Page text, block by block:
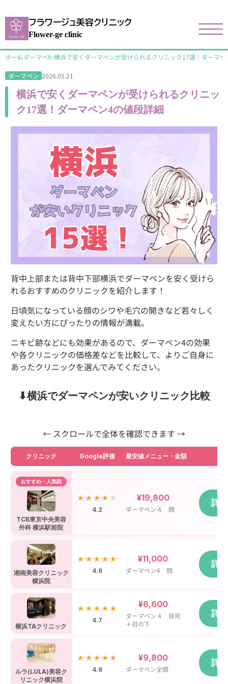
フラワージュ美容クリニック
Flower-ge clinic
ホームダーマペン横浜で安くダーマペンが受けられるクリニック17選！ダーマ
ダーマペン 2026.05.21
横浜で安くダーマペンが受けられるクリニッ
ク17選！ダーマペン4の値段詳細
背中上部または背中下部横浜でダーマペンを安く受けら
れるおすすめのクリニックを紹介します！
日頃気になっている顔のシワや毛穴の開きなど若々しく
変えたい方にぴったりの情報が満載。
ニキビ跡などにも効果があるので、ダーマペン4の効果
や各クリニックの価格差などを比較して、よりご自身に
あったクリニックを選んでみてください。
⬇︎横浜でダーマペンが安いクリニック比較
← スクロールで全体を確認できます →
クリニック Google評価 最安値メニュー・金額
おすすめ・人気院
TCB東京中央美容
外科 横浜駅前院
★★★★ ★
4.2
¥19,800
ダーマペン４ 顔
詳
湘南美容クリニック
横浜院
★★★★★
4.6
¥11,000
ダーマペン4 顔
詳
横浜TAクリニック
★★★★★
4.7
¥6,600
ダーマペン４ 目尻
＋目の下
詳
ルラ(LULA)美容ク
リニック横浜院
★★★★★
4.6
¥9,800
ダーマペン全顔
詳